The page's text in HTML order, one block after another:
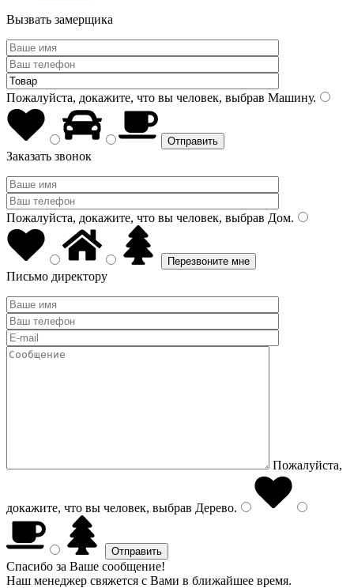
Вызвать замерщика
Пожалуйста, докажите, что вы человек, выбрав Машину.
Заказать звонок
Пожалуйста, докажите, что вы человек, выбрав Дом.
Письмо директору
Пожалуйста,
докажите, что вы человек, выбрав Дерево.
Спасибо за Ваше сообщение!
Наш менеджер свяжется с Вами в ближайшее время.